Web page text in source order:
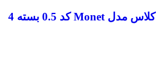
روان نویس کریتورز کلاس مدل Monet کد 0.5 بسته 4